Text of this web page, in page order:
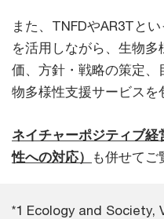
また、TNFDやAR3Tと
を活用しながら、生物
価、方針・戦略の策定、
物多様性支援サービスを
ネイチャーポジティブ
性への対応）
も併せてご
*1 Ecology and Society,